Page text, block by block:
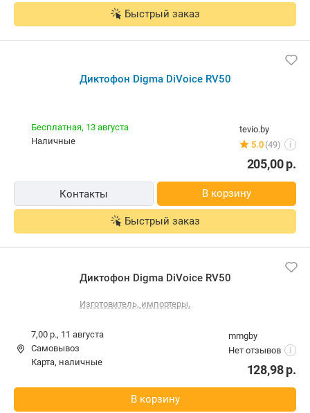
Быстрый заказ
Диктофон Digma DiVoice RV50
tevio.by
5.0 (49) i
Бесплатная, 13 августа
наличные
205,00р.
Контакты В корзину
Быстрый заказ
Диктофон Digma DiVoice RV50
Изготовитель, импортеры.
mmgby
Нет отзывов
i
7,00 р., 11 августа
Самовывоз
карта, наличные
128,98р.
В корзину